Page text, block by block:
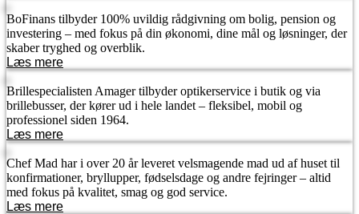
BoFinans tilbyder 100% uvildig rådgivning om bolig, pension og
investering – med fokus på din økonomi, dine mål og løsninger, der
skaber tryghed og overblik.
Læs mere
Brillespecialisten Amager tilbyder optikerservice i butik og via
brillebusser, der kører ud i hele landet – fleksibel, mobil og
professionel siden 1964.
Læs mere
Chef Mad har i over 20 år leveret velsmagende mad ud af huset til
konfirmationer, bryllupper, fødselsdage og andre fejringer – altid
med fokus på kvalitet, smag og god service.
Læs mere